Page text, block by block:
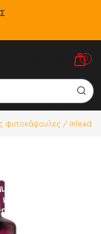
0
φυτοκάψουλες / Inlead